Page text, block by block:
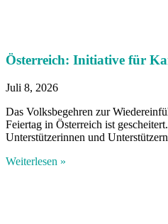
Österreich: Initiative für
Juli 8, 2026
Das Volksbegehren zur
Feiertag in Österreich ist
Unterstützerinnen und
Weiterlesen »